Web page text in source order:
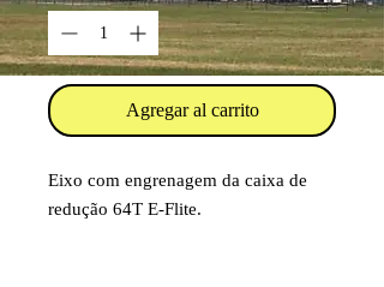
Agregar al carrito
Eixo com engrenagem da caixa de
redução 64T E-Flite.